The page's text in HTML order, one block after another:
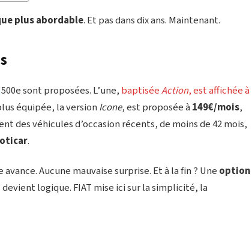
plus abordable. Et pas dans dix ans. Maintenant.
500e sont proposées. L’une, baptiséeAction, est affichée à
équipée, la version Icone, est proposée à 149€/mois,
des véhicules d’occasion récents, de moins de 42 mois,
.
Aucune mauvaise surprise. Et à la fin ? Une option
logique. FIAT mise ici sur la simplicité, la